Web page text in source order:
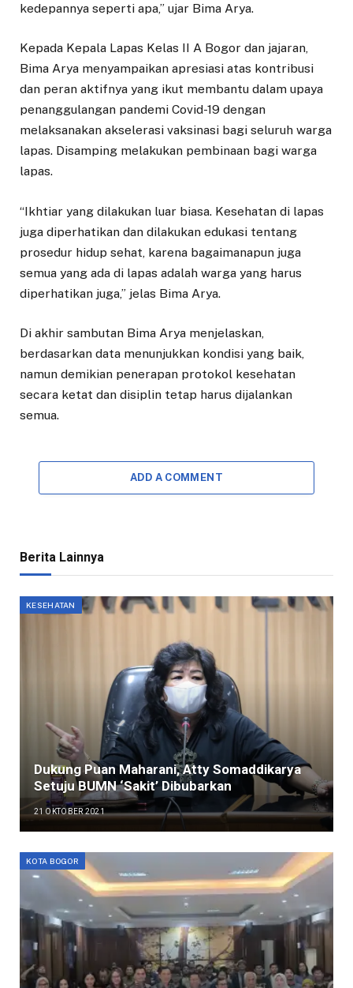
kedepannya seperti apa,” ujar Bima Arya.
Kepada Kepala Lapas Kelas II A Bogor dan jajaran,
Bima Arya menyampaikan apresiasi atas kontribusi
dan peran aktifnya yang ikut membantu dalam upaya
penanggulangan pandemi Covid-19 dengan
melaksanakan akselerasi vaksinasi bagi seluruh warga
lapas. Disamping melakukan pembinaan bagi warga
lapas.
“Ikhtiar yang dilakukan luar biasa. Kesehatan di lapas
juga diperhatikan dan dilakukan edukasi tentang
prosedur hidup sehat, karena bagaimanapun juga
semua yang ada di lapas adalah warga yang harus
diperhatikan juga,” jelas Bima Arya.
Di akhir sambutan Bima Arya menjelaskan,
berdasarkan data menunjukkan kondisi yang baik,
namun demikian penerapan protokol kesehatan
secara ketat dan disiplin tetap harus dijalankan
semua.
ADD A COMMENT
Berita Lainnya
KESEHATAN
Dukung Puan Maharani, Atty Somaddikarya
Setuju BUMN ‘Sakit’ Dibubarkan
21 OKTOBER 2021
KOTA BOGOR